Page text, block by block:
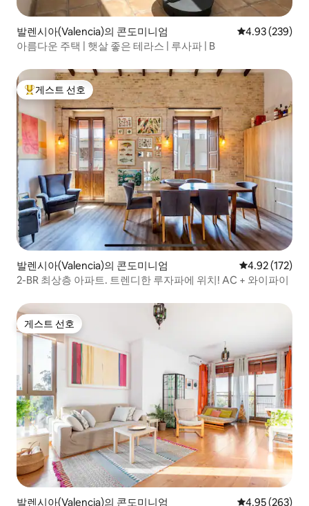
발렌시아(Valencia)의 콘도미니엄 평점 4.93점(5
4.93 (239)
아름다운 주택 | 햇살 좋은 테라스 | 루사파 | B
상위 게스트 선호
게스트 선호
발렌시아(Valencia)의 콘도미니엄 평점 4.92점(5
4.92 (172)
2-BR 최상층 아파트. 트렌디한 루자파에 위치! AC + 와이파이
게스트 선호
게스트 선호
발렌시아(Valencia)의 콘도미니엄 평점 4.95점(5
4.95 (263)